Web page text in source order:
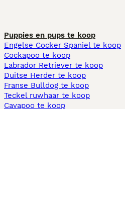
Puppies en pups te koop
Engelse Cocker Spaniel te koop
Cockapoo te koop
Labrador Retriever te koop
Duitse Herder te koop
Franse Bulldog te koop
Teckel ruwhaar te koop
Cavapoo te koop